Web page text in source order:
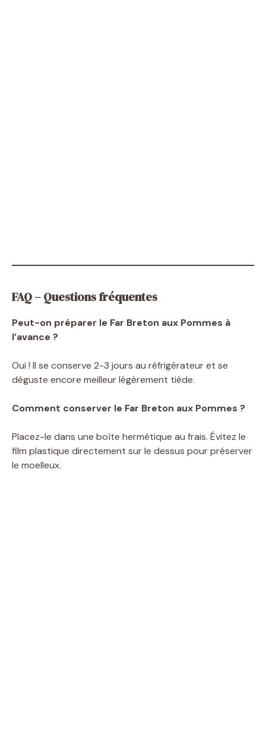
FAQ – Questions fréquentes
Peut-on préparer le Far Breton aux Pommes à
l’avance ?
Oui ! Il se conserve 2-3 jours au réfrigérateur et se
déguste encore meilleur légèrement tiède.
Comment conserver le Far Breton aux Pommes ?
Placez-le dans une boîte hermétique au frais. Évitez le
film plastique directement sur le dessus pour préserver
le moelleux.